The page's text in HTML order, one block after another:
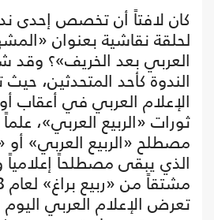
كان لافتاً أن تخصص إحدى
لحلقة نقاشية بعنوان
العربي بعد الخريف»؟
الندوة كأحد المتحدثين،
الإعلام العربي في أعقاب
ثورات «الربيع العربي»،
مصطلح «الربيع العربي» أو
الذي يبقى مصطلحاً إعلامياً
تعرض الإعلام العربي